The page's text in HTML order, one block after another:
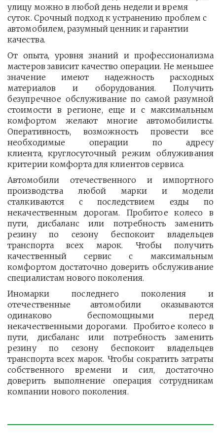
улицу можно в любой день недели и время
суток. Срочный подход к устранению проблем с
автомобилем, разумный ценник и гарантии
качества.
От опыта, уровня знаний и профессионализма
мастеров зависит качество операции. Не меньшее
значение имеют надежность расходных
материалов и оборудования. Получить
безупречное обслуживание по самой разумной
стоимости в регионе, еще и с максимальным
комфортом желают многие автомобилисты.
Оперативность, возможность провести все
необходимые операции по адресу
клиента, круглосуточный режим облуживания
критерии комфорта для клиентов сервиса.
Автомобили отечественного и импортного
производства любой марки и модели
сталкиваются с последствием езды по
некачественным дорогам. Пробитое колесо в
пути, дисбаланс или потребность заменить
резину по сезону беспокоит владельцев
транспорта всех марок. Чтобы получить
качественный сервис с максимальным
комфортом достаточно доверить обслуживание
специалистам нового поколения.
Иномарки последнего поколения и
отечественные автомобили оказываются
одинаково беспомощными перед
некачественными дорогами. Пробитое колесо в
пути, дисбаланс или потребность заменить
резину по сезону беспокоит владельцев
транспорта всех марок. Чтобы сократить затраты
собственного времени и сил, достаточно
доверить выполнение операция сотрудникам
компании нового поколения.